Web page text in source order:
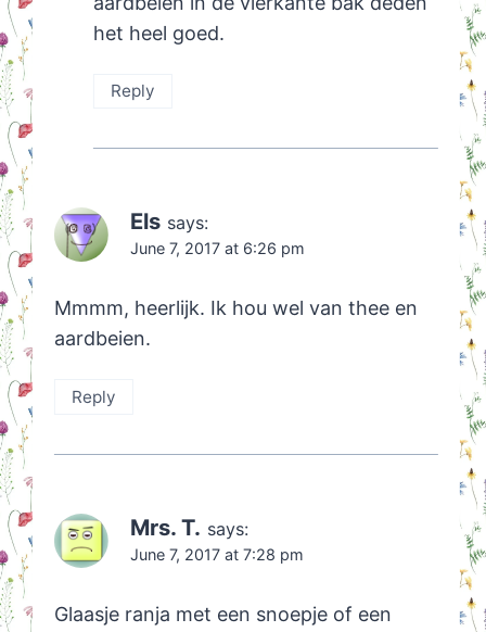
het heel goed.
Reply
Els says:
June 7, 2017 at 6:26 pm
Mmmm, heerlijk. Ik hou wel van thee en
aardbeien.
Reply
Mrs. T. says:
June 7, 2017 at 7:28 pm
Glaasje ranja met een snoepje of een